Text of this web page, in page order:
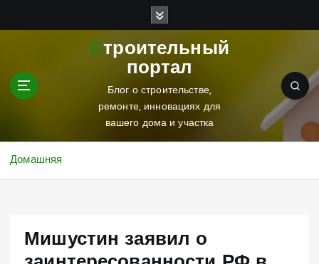
Строительный
портал
Блог о строительстве,
ремонте, инновациях для
вашего дома и участка
Домашняя
Мишустин заявил о